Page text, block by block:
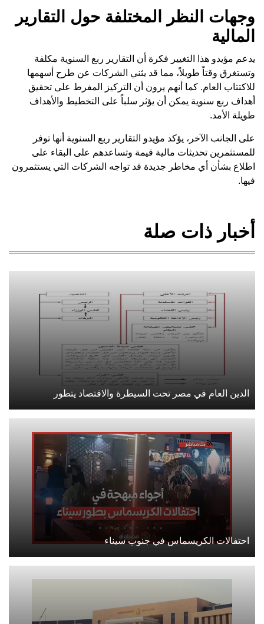
وجهات النظر المختلفة حول التقارير
المالية
يدعم مؤيدو هذا التغيير فكرة أن التقارير ربع السنوية مكلفة
وتستغرق وقتاً طويلاً، مما قد يثني الشركات عن طرح أسهمها
للاكتتاب العام. كما أنهم يرون أن التركيز المفرط على تحقيق
أهداف ربع سنوية يمكن أن يؤثر سلباً على التخطيط والأهداف
طويلة الأمد.
على الجانب الآخر، يؤكد مؤيدو التقارير ربع السنوية أنها توفر
للمستثمرين تحديثات مالية قيمة وتساعدهم على البقاء على
اطلاع بشأن أي مخاطر جديدة قد تواجه الشركات التي يستثمرون
فيها.
أخبار ذات صلة
الدين العام في مصر تحت السيطرة والاقتصاد يتطور
احتفالات الكريسماس في جنوب سيناء